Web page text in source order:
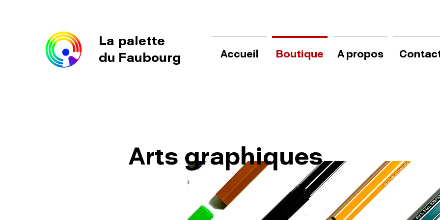
Accueil Boutique A propos
La palette
du Faubourg
Arts graphiques